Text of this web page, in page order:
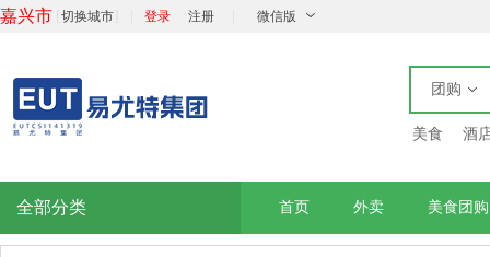
嘉兴市 切换城市 登录 注册 微信版
团购
美食 酒
全部分类 首页 外卖 美食团购